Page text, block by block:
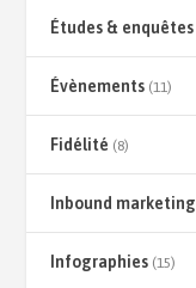
Études & enquêtes
Évènements (11)
Fidélité (8)
Inbound marketing
Infographies (15)